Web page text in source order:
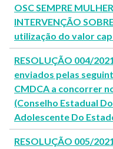
OSC SEMPRE
INTERVENÇÃO
utilização do valor
RESOLUÇÃO 004/
enviados pelas
CMDCA a concorrer
(Conselho Estadual
Adolescente Do
RESOLUÇÃO 005/